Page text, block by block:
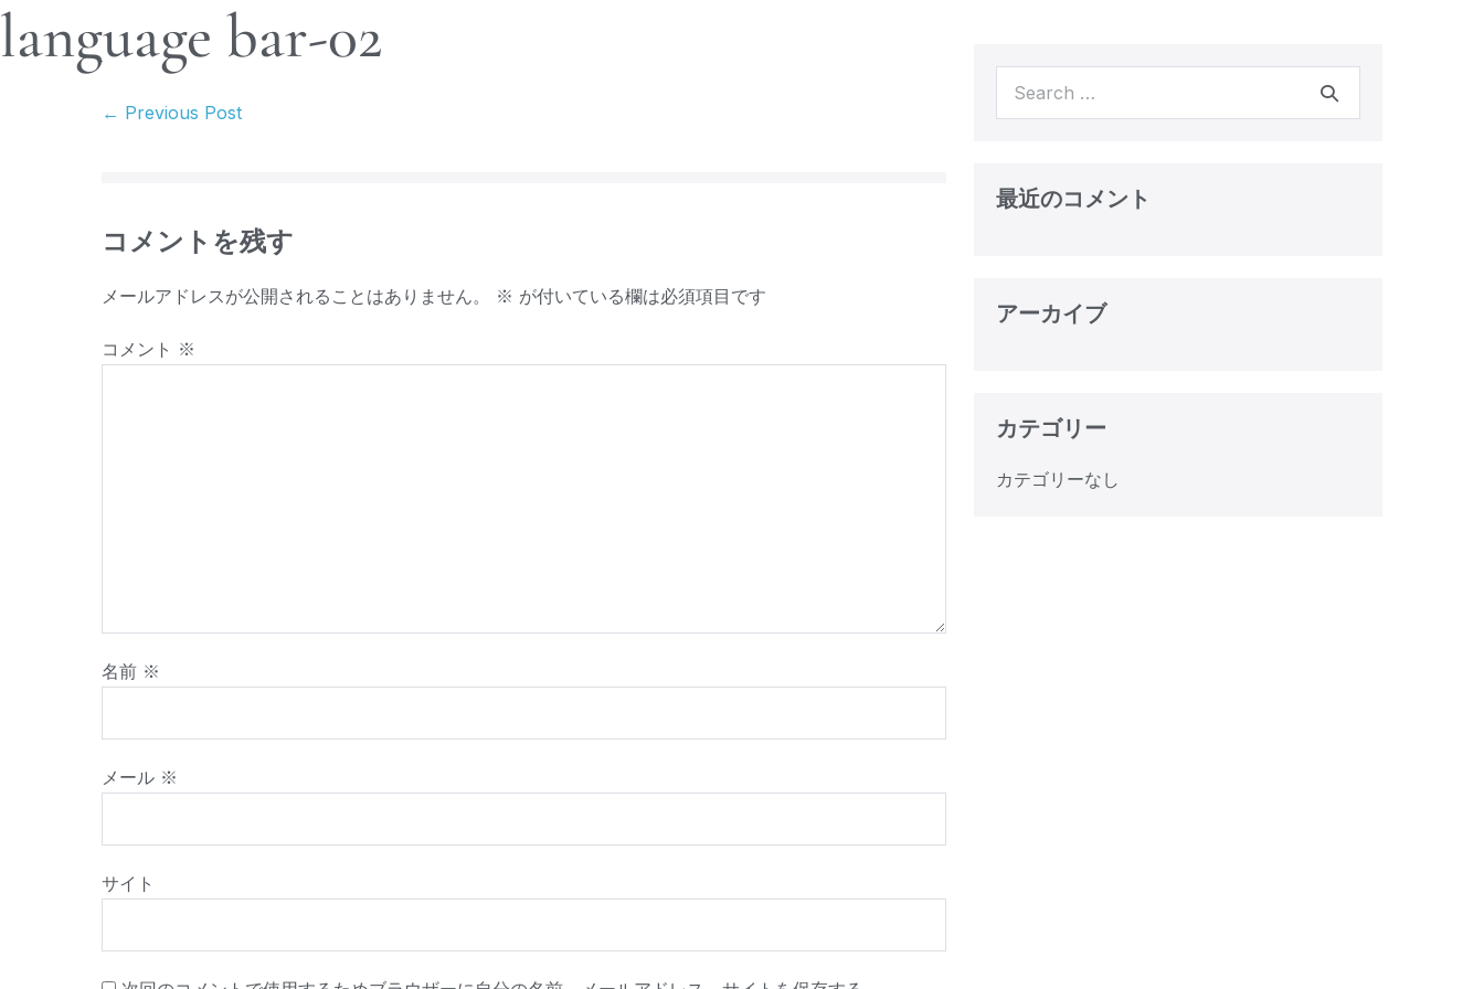
language bar-02
← Previous Post
コメントを残す
メールアドレスが公開されることはありません。 ※ が付いている欄は必須項目です
コメント ※
名前 ※
メール ※
サイト
最近のコメント
アーカイブ
カテゴリー
カテゴリーなし